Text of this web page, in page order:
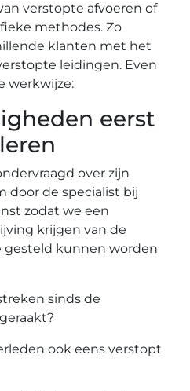
verstopte afvoeren of
methodes. Zo
klanten met het
leidingen. Even
werkwijze:
eerst
over zijn
door de specialist bij
zodat we een
krijgen van de
gesteld kunnen worden
sinds de
ook eens verstopt